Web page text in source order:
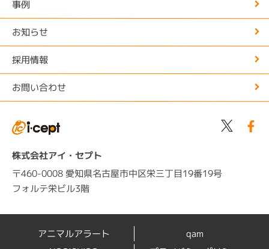
事例
お知らせ
採用情報
お問い合わせ
株式会社アイ・セプト
〒460-0008 愛知県名古屋市中区栄三丁目19番19号
フォルテ栄ビル3階
アニマルアラート qam